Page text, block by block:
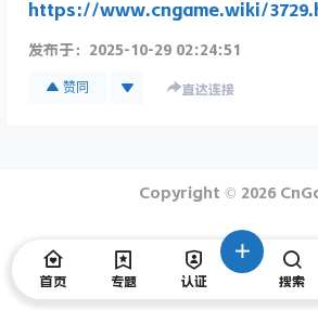
https://www.cngame.wiki/
发布于： 2025-10-29 02:24:51
赞同 直达连接
Copyright © 2026
首页 专题 认证 搜索